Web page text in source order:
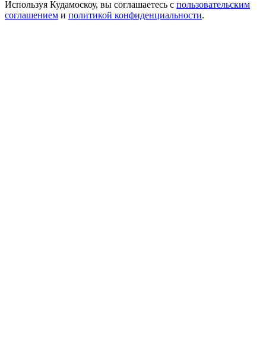
Используя Кудамоскоу, вы соглашаетесь с пользовательским
соглашением и политикой конфиденциальности.